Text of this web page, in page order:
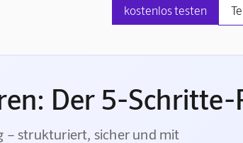
kostenlos testen
Der 5-Schritte-
– strukturiert, sicher und mit